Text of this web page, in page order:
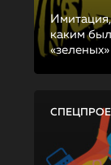
каким
«зеленых»